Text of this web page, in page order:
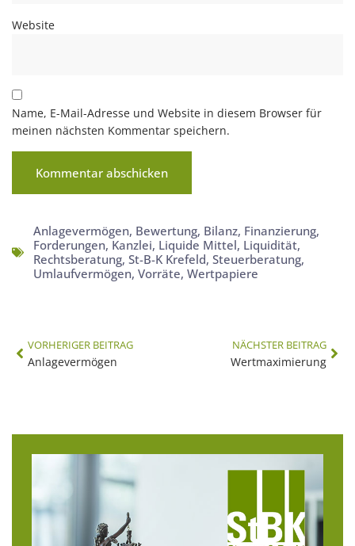
Website
Name, E-Mail-Adresse und Website in diesem Browser für
meinen nächsten Kommentar speichern.
Anlagevermögen, Bewertung, Bilanz, Finanzierung,
Forderungen, Kanzlei, Liquide Mittel, Liquidität,
Rechtsberatung, St-B-K Krefeld, Steuerberatung,
Umlaufvermögen, Vorräte, Wertpapiere
VORHERIGER BEITRAG
Anlagevermögen
NÄCHSTER BEITRAG
Wertmaximierung